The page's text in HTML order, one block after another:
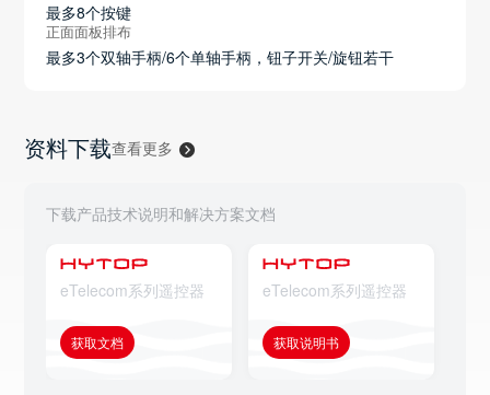
最多8个按键
正面面板排布
最多3个双轴手柄/6个单轴手柄，钮子开关/旋钮若干
资料下载查看更多
下载产品技术说明和解决方案文档
eTelecom系列遥控器
获取文档
eTelecom系列遥控器
获取说明书